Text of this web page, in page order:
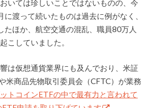
いては珍しいことではないものの、今
渡って続いたものは過去に例がなく、
たほか、航空交通の混乱、職員80万人
こしていました。
は仮想通貨業界にも及んでおり、米証
米商品先物取引委員会（CFTC）が業務
トコインETFの中で最有力と言われて